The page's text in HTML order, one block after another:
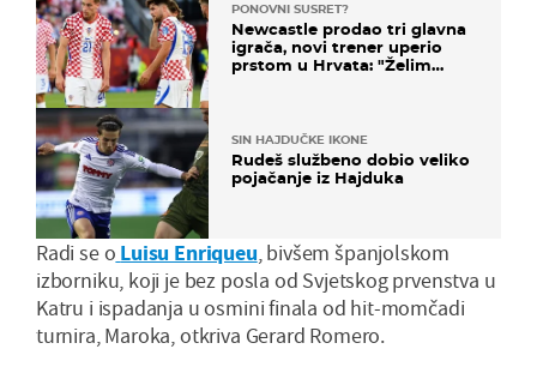
PONOVNI SUSRET?
Newcastle prodao tri glavna
igrača, novi trener uperio
prstom u Hrvata: "Želim
SIN HAJDUČKE IKONE
Rudeš službeno dobio veliko
pojačanje iz Hajduka
Radi se o Luisu Enriqueu, bivšem španjolskom
izborniku, koji je bez posla od Svjetskog prvenstva u
Katru i ispadanja u osmini finala od hit-momčadi
turnira, Maroka, otkriva Gerard Romero.